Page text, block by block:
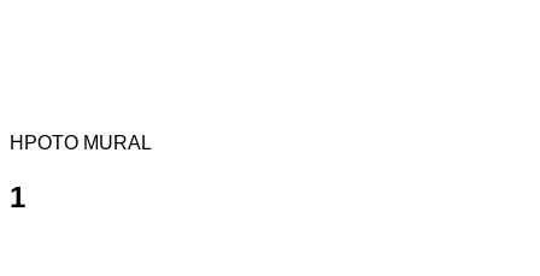
HPOTO MURAL
1